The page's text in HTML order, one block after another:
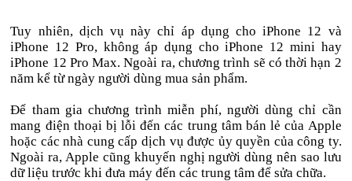
Tuy nhiên, dịch vụ này chỉ áp dụng cho iPhone 12 và
iPhone 12 Pro, không áp dụng cho iPhone 12 mini hay
iPhone 12 Pro Max. Ngoài ra, chương trình sẽ có thời hạn 2
năm kể từ ngày người dùng mua sản phẩm.
Để tham gia chương trình miễn phí, người dùng chỉ cần
mang điện thoại bị lỗi đến các trung tâm bán lẻ của Apple
hoặc các nhà cung cấp dịch vụ được ủy quyền của công ty.
Ngoài ra, Apple cũng khuyến nghị người dùng nên sao lưu
dữ liệu trước khi đưa máy đến các trung tâm để sửa chữa.